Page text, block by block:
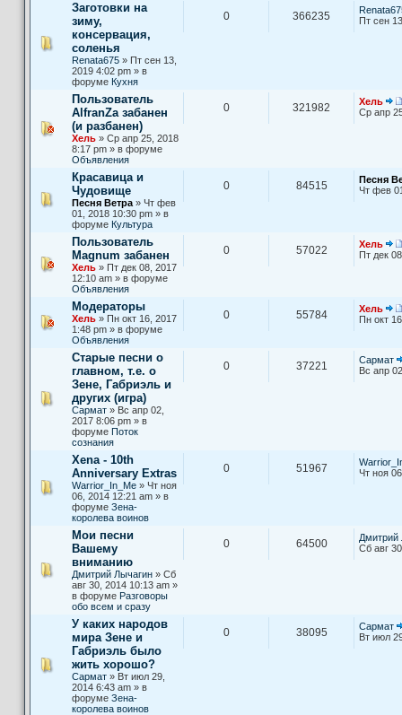
Заготовки на
зиму,
консервация,
соленья
Renata675 » Пт сен 13,
2019 4:02 pm » в
форуме Кухня
0 366235
Пт сен
Пользователь
AlfranZa забанен
(и разбанен)
Хель » Ср апр 25, 2018
8:17 pm » в форуме
Объявления
0 321982
Хель
Ср апр
Красавица и
Чудовище
Песня Ветра » Чт фев
01, 2018 10:30 pm » в
форуме Культура
0 84515
Песня
Чт фев
Пользователь
Magnum забанен
Хель » Пт дек 08, 2017
12:10 am » в форуме
Объявления
0 57022
Хель
Пт дек
Модераторы
Хель » Пн окт 16, 2017
1:48 pm » в форуме
Объявления
0 55784
Хель
Пн окт
Старые песни о
главном, т.е. о
Зене, Габриэль и
других (игра)
Сармат » Вс апр 02,
2017 8:06 pm » в
форуме Поток
сознания
0 37221
Сармат
Вс апр
Xena - 10th
Anniversary Extras
Warrior_In_Me » Чт ноя
06, 2014 12:21 am » в
форуме Зена-
королева воинов
0 51967
Чт ноя
Мои песни
Вашему
вниманию
Дмитрий Лычагин » Сб
авг 30, 2014 10:13 am »
в форуме Разговоры
обо всем и сразу
0 64500
Дмитрий
Сб авг
У каких народов
мира Зене и
Габриэль было
жить хорошо?
Сармат » Вт июл 29,
2014 6:43 am » в
форуме Зена-
королева воинов
0 38095
Сармат
Вт июл